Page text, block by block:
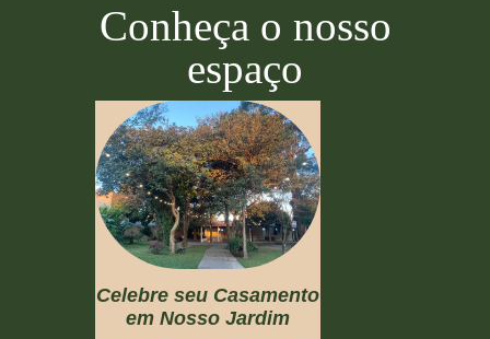
Conheça o nosso
espaço
Celebre seu Casamento
em Nosso Jardim